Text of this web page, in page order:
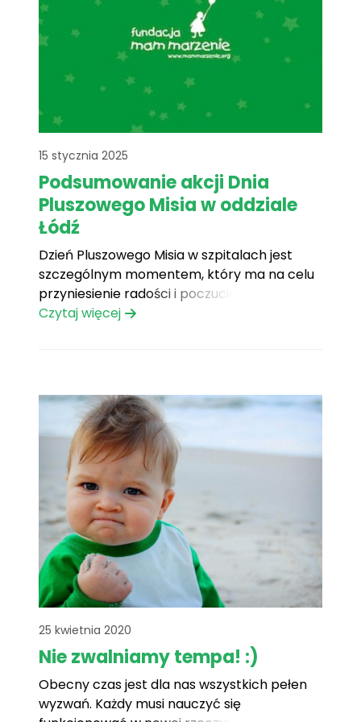
15 stycznia 2025
Podsumowanie akcji Dnia
Pluszowego Misia w oddziale
Łódź
Dzień Pluszowego Misia w szpitalach jest
szczególnym momentem, który ma na celu
przyniesienie radości i poczucia
bezpieczeństwa dzieciom przebywającym w
małym i dużym pacjentom przezwyciężyć
strach w trudnych dla nich momentach,[...]
Czytaj więcej
25 kwietnia 2020
Nie zwalniamy tempa! :)
Obecny czas jest dla nas wszystkich pełen
wyzwań. Każdy musi nauczyć się